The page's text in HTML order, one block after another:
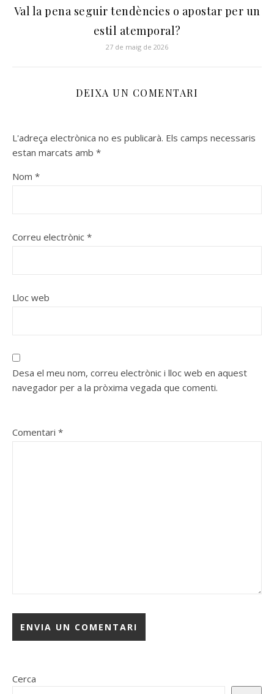
Val la pena seguir tendències o apostar per un
estil atemporal?
27 de maig de 2026
DEIXA UN COMENTARI
L'adreça electrònica no es publicarà. Els camps necessaris
estan marcats amb *
Nom *
Correu electrònic *
Lloc web
Desa el meu nom, correu electrònic i lloc web en aquest
navegador per a la pròxima vegada que comenti.
Comentari *
Cerca